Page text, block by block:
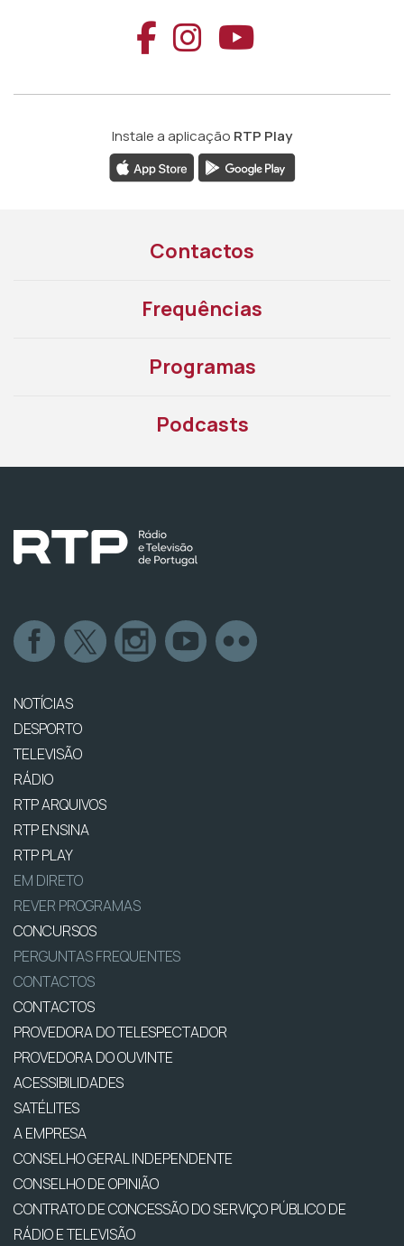
Aceder ao
Aceder ao
Aceder
Instale a aplicação RTP Play
Contactos
Frequências
Programas
Podcasts
NOTÍCIAS
DESPORTO
TELEVISÃO
RÁDIO
RTP ARQUIVOS
RTP ENSINA
RTP PLAY
EM DIRETO
REVER PROGRAMAS
CONCURSOS
PERGUNTAS FREQUENTES
CONTACTOS
CONTACTOS
PROVEDORA DO TELESPECTADOR
PROVEDORA DO OUVINTE
ACESSIBILIDADES
SATÉLITES
A EMPRESA
CONSELHO GERAL INDEPENDENTE
CONSELHO DE OPINIÃO
CONTRATO DE CONCESSÃO DO SERVIÇO PÚBLICO DE
RÁDIO E TELEVISÃO